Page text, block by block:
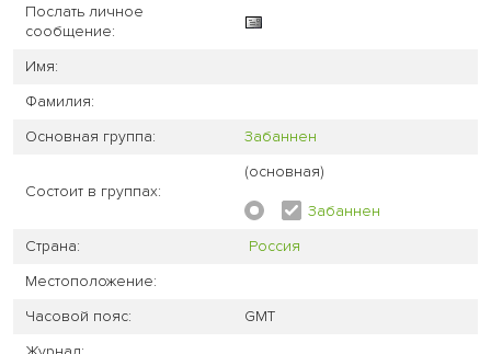
Послать личное
сообщение:
Имя:
Фамилия:
Основная группа:
Забаннен
Состоит в группах:
(основная)
Забаннен
Страна:
Россия
Местоположение:
Часовой пояс:
GMT